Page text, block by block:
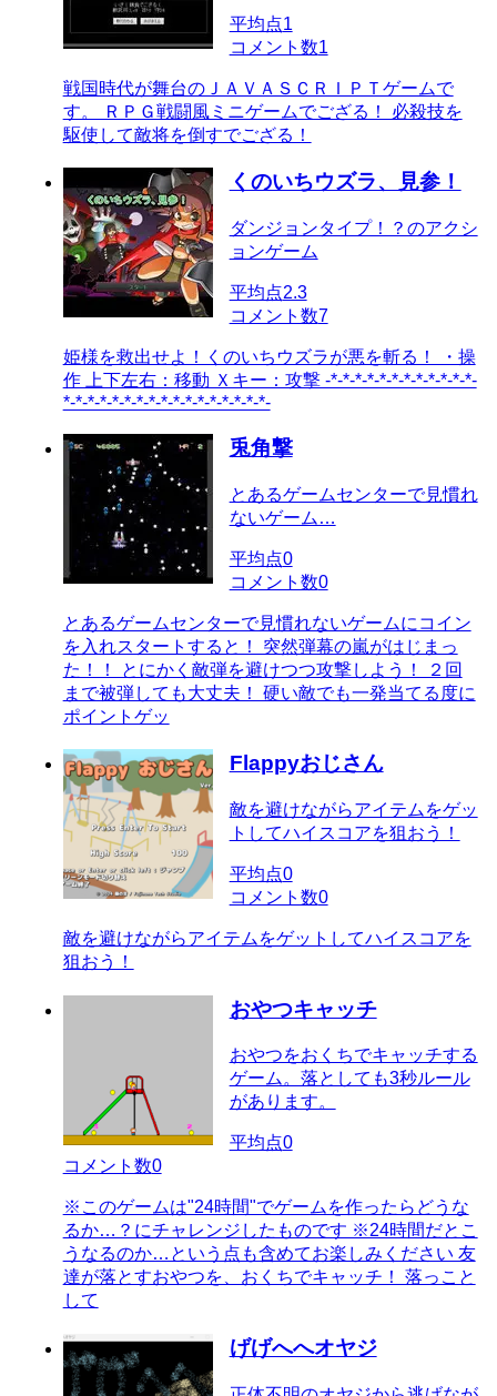
平均点1
コメント数1
戦国時代が舞台のＪＡＶＡＳＣＲＩＰＴゲームで
す。 ＲＰＧ戦闘風ミニゲームでござる！ 必殺技を
駆使して敵将を倒すでござる！
くのいちウズラ、見参！
ダンジョンタイプ！？のアクシ
ョンゲーム
平均点2.3
コメント数7
姫様を救出せよ！くのいちウズラが悪を斬る！ ・操
作 上下左右：移動 Ｘキー：攻撃 -*-*-*-*-*-*-*-*-*-*-*-*-
*-*-*-*-*-*-*-*-*-*-*-*-*-*-*-*-*-
兎角撃
とあるゲームセンターで見慣れ
ないゲーム…
平均点0
コメント数0
とあるゲームセンターで見慣れないゲームにコイン
を入れスタートすると！ 突然弾幕の嵐がはじまっ
た！！ とにかく敵弾を避けつつ攻撃しよう！ ２回
まで被弾しても大丈夫！ 硬い敵でも一発当てる度に
ポイントゲッ
Flappyおじさん
敵を避けながらアイテムをゲッ
トしてハイスコアを狙おう！
平均点0
コメント数0
敵を避けながらアイテムをゲットしてハイスコアを
狙おう！
おやつキャッチ
おやつをおくちでキャッチする
ゲーム。落としても3秒ルール
があります。
平均点0
コメント数0
※このゲームは"24時間"でゲームを作ったらどうな
るか…？にチャレンジしたものです ※24時間だとこ
うなるのか…という点も含めてお楽しみください 友
達が落とすおやつを、おくちでキャッチ！ 落っこと
して
げげへへオヤジ